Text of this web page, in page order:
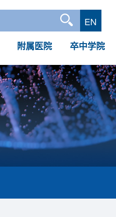
EN
附属医院 卒中学院